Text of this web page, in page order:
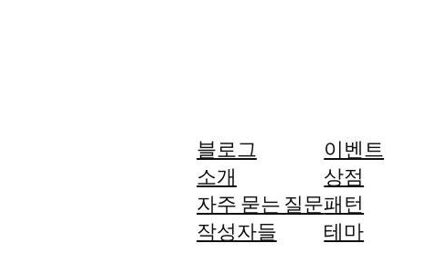
블로그
소개
자주 묻는 질문
작성자들
이벤트
상점
패턴
테마